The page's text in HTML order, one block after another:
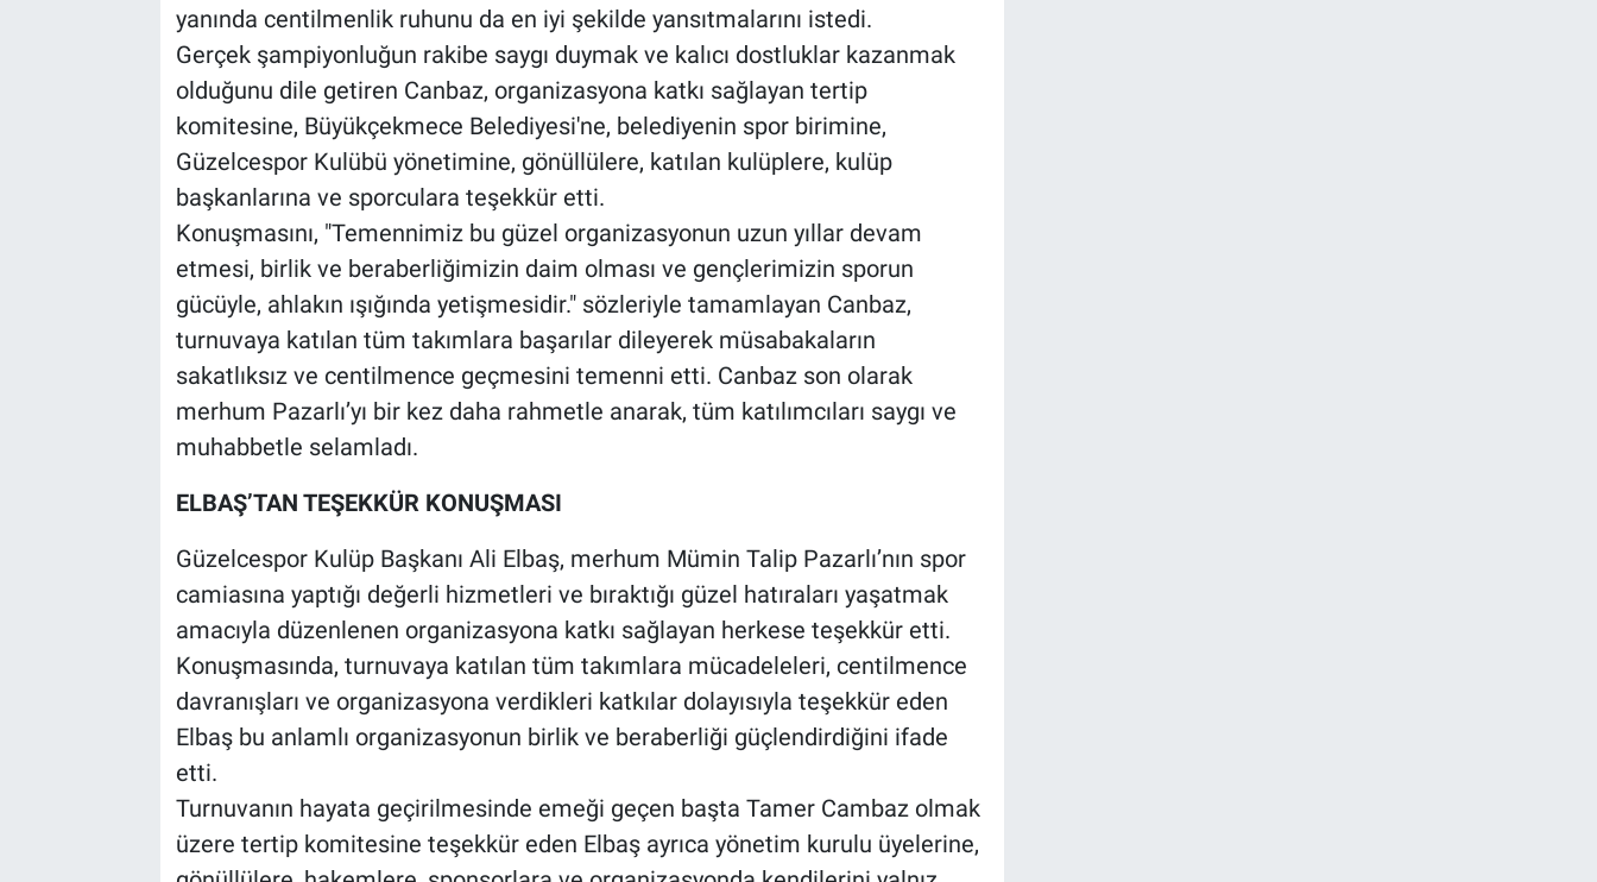
yanında centilmenlik ruhunu da en iyi şekilde yansıtmalarını istedi.
Gerçek şampiyonluğun rakibe saygı duymak ve kalıcı dostluklar kazanmak
olduğunu dile getiren Canbaz, organizasyona katkı sağlayan tertip
komitesine, Büyükçekmece Belediyesi'ne, belediyenin spor birimine,
Güzelcespor Kulübü yönetimine, gönüllülere, katılan kulüplere, kulüp
başkanlarına ve sporculara teşekkür etti.
Konuşmasını, "Temennimiz bu güzel organizasyonun uzun yıllar devam
etmesi, birlik ve beraberliğimizin daim olması ve gençlerimizin sporun
gücüyle, ahlakın ışığında yetişmesidir." sözleriyle tamamlayan Canbaz,
turnuvaya katılan tüm takımlara başarılar dileyerek müsabakaların
sakatlıksız ve centilmence geçmesini temenni etti. Canbaz son olarak
merhum Pazarlı’yı bir kez daha rahmetle anarak, tüm katılımcıları saygı ve
muhabbetle selamladı.
ELBAŞ’TAN TEŞEKKÜR KONUŞMASI
Güzelcespor Kulüp Başkanı Ali Elbaş, merhum Mümin Talip Pazarlı’nın spor
camiasına yaptığı değerli hizmetleri ve bıraktığı güzel hatıraları yaşatmak
amacıyla düzenlenen organizasyona katkı sağlayan herkese teşekkür etti.
Konuşmasında, turnuvaya katılan tüm takımlara mücadeleleri, centilmence
davranışları ve organizasyona verdikleri katkılar dolayısıyla teşekkür eden
Elbaş bu anlamlı organizasyonun birlik ve beraberliği güçlendirdiğini ifade
etti.
Turnuvanın hayata geçirilmesinde emeği geçen başta Tamer Cambaz olmak
üzere tertip komitesine teşekkür eden Elbaş ayrıca yönetim kurulu üyelerine,